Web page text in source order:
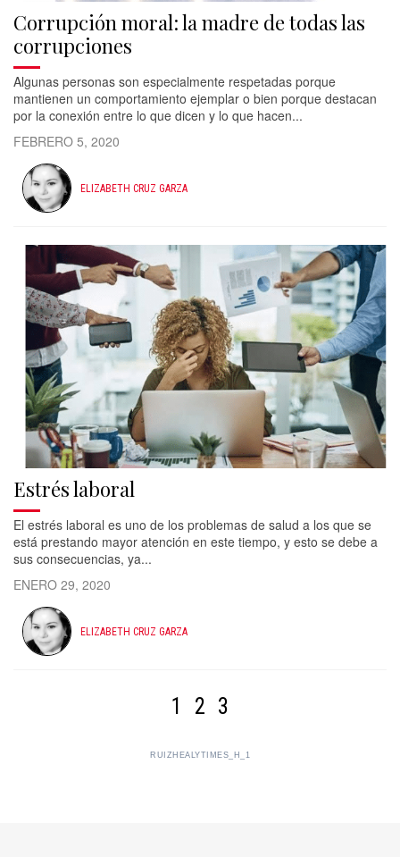
Corrupción moral: la madre de todas las
corrupciones
Algunas personas son especialmente respetadas porque
mantienen un comportamiento ejemplar o bien porque destacan
por la conexión entre lo que dicen y lo que hacen...
FEBRERO 5, 2020
ELIZABETH CRUZ GARZA
Estrés laboral
El estrés laboral es uno de los problemas de salud a los que se
está prestando mayor atención en este tiempo, y esto se debe a
sus consecuencias, ya...
ENERO 29, 2020
ELIZABETH CRUZ GARZA
1 2 3
RUIZHEALYTIMES_H_1